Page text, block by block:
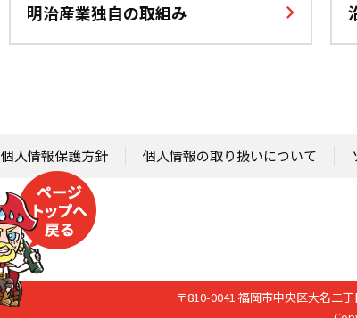
明治産業独自の取組み
個人情報保護方針 個人情報の取り扱いについて
〒810-0041 福岡市中央区大名二